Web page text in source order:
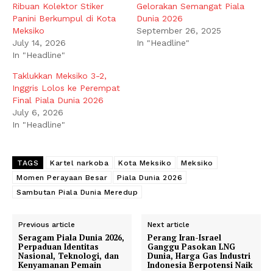
Ribuan Kolektor Stiker
Panini Berkumpul di Kota
Meksiko
July 14, 2026
In "Headline"
Gelorakan Semangat Piala
Dunia 2026
September 26, 2025
In "Headline"
Taklukkan Meksiko 3-2,
Inggris Lolos ke Perempat
Final Piala Dunia 2026
July 6, 2026
In "Headline"
TAGS Kartel narkoba Kota Meksiko
Meksiko
Momen Perayaan Besar
Piala Dunia 2026
Sambutan Piala Dunia Meredup
Previous article
Seragam Piala Dunia 2026,
Perpaduan Identitas
Nasional, Teknologi, dan
Kenyamanan Pemain
Next article
Perang Iran-Israel
Ganggu Pasokan LNG
Dunia, Harga Gas Industri
Indonesia Berpotensi Naik